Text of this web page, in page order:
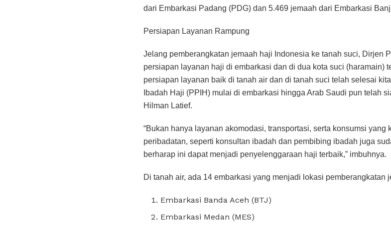
dari Embarkasi Padang (PDG) dan 5.469 jemaah dari Embarkasi
Persiapan Layanan Rampung
Jelang pemberangkatan jemaah haji Indonesia ke tanah suci, Dirjen
persiapan layanan haji di embarkasi dan di dua kota suci (haramain)
persiapan layanan baik di tanah air dan di tanah suci telah selesai
Ibadah Haji (PPIH) mulai di embarkasi hingga Arab Saudi pun telah
Hilman Latief.
“Bukan hanya layanan akomodasi, transportasi, serta konsumsi yang
peribadatan, seperti konsultan ibadah dan pembibing ibadah juga
berharap ini dapat menjadi penyelenggaraan haji terbaik,” imbuhnya.
Di tanah air, ada 14 embarkasi yang menjadi lokasi pemberangkatan
Embarkasi Banda Aceh (BTJ)
Embarkasi Medan (MES)